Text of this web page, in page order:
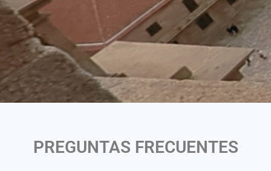
PREGUNTAS FRECUENTES